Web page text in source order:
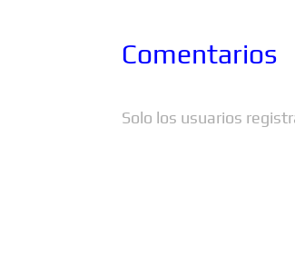
Comentarios
Solo los usuarios